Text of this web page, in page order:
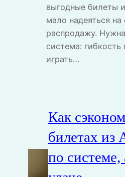
выгодные билеты
мало надеяться на
распродажу.
система:
играть…
Как
билетах из
по системе,